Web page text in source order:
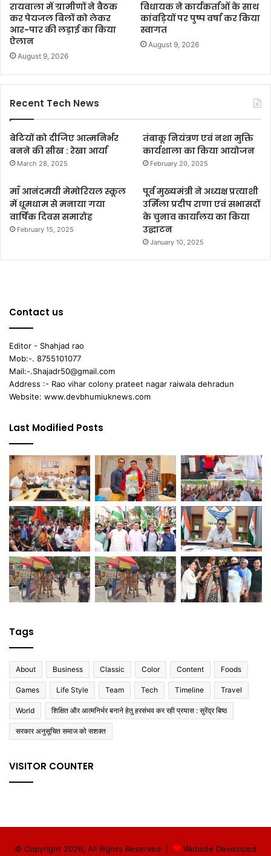
रायवाला में ग्रामीणों ने बैठक
कर पेयजल बिलों को लेकर
आर-पार की लड़ाई का किया
ऐलान
August 9, 2026
विधायक ने कार्यकर्ताओं के साथ
कांवड़ियों पर पुष्प वर्षा कर किया
स्वागत
August 9, 2026
Recent Tech News
बेटियों को दीजिए आत्मनिर्भर
बनने की सीख : रेखा आर्या
March 28, 2025
तंबाकू नियंत्रण एवं नशा मुक्ति
कार्यशाला का किया आयोजन
February 20, 2025
माँ आनंदमयी मेमोरियल स्कूल
में धूमधाम से मनाया गया
वार्षिक दिवस समारोह
February 15, 2025
पूर्व मुख्यमंत्री ने अध्यक्ष प्रत्याशी
उर्मिला प्रदीप राणा एवं सभासदों
के चुनाव कार्यालय का किया
उद्घाटन
January 10, 2025
Contact us
Editor - Shahjad rao
Mob:-. 8755101077
Mail:-.Shajadr50@gmail.com
Address :- Rao vihar colony prateet nagar raiwala dehradun
Website: www.devbhumiuknews.com
Last Modified Posts
Tags
About Business Classic Color Content Foods
Games Life Style Team Tech Timeline Travel
World शिक्षित और आत्मनिर्भर बनाने हेतु हरसंभव कर रही प्रयास : सुरेंद्र बिष्ठ
सरकार अनुसूचित समाज को सशक्त
VISITOR COUNTER
© Copyright 2026, All Rights Reserved | Website Developed